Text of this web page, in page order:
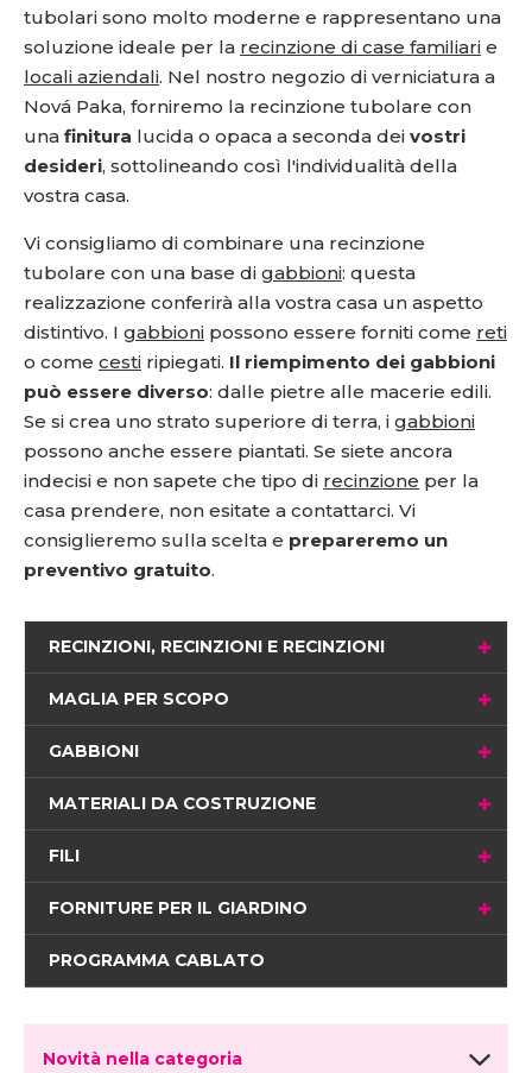
tubolari sono molto moderne e rappresentano una
soluzione ideale per la recinzione di case familiari e
locali aziendali. Nel nostro negozio di verniciatura a
Nová Paka, forniremo la recinzione tubolare con
una finitura lucida o opaca a seconda dei vostri
desideri, sottolineando così l'individualità della
vostra casa.
Vi consigliamo di combinare una recinzione
tubolare con una base di gabbioni: questa
realizzazione conferirà alla vostra casa un aspetto
distintivo. I gabbioni possono essere forniti come reti
o come cesti ripiegati. Il riempimento dei gabbioni
può essere diverso: dalle pietre alle macerie edili.
Se si crea uno strato superiore di terra, i gabbioni
possono anche essere piantati. Se siete ancora
indecisi e non sapete che tipo di recinzione per la
casa prendere, non esitate a contattarci. Vi
consiglieremo sulla scelta e prepareremo un
preventivo gratuito.
RECINZIONI, RECINZIONI E RECINZIONI
MAGLIA PER SCOPO
GABBIONI
MATERIALI DA COSTRUZIONE
FILI
FORNITURE PER IL GIARDINO
PROGRAMMA CABLATO
Novità nella categoria